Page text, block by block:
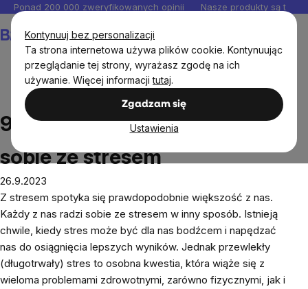
Kontynuuj bez personalizacji
Ta strona internetowa używa plików cookie. Kontynuując
przeglądanie tej strony, wyrażasz zgodę na ich
używanie. Więcej informacjitutaj.
Zgadzam się
Ustawienia
Przejść
do
treści
Ponad 200 000 zweryfikowanych opinii Nasze produkty są
9 wskazówek, jak radzić sobie ze stresem
9 wskazówek, jak radzić
sobie ze stresem
26.9.2023
Z stresem spotyka się prawdopodobnie większość z nas.
Każdy z nas radzi sobie ze stresem w inny sposób. Istnieją
chwile, kiedy stres może być dla nas bodźcem i napędzać
nas do osiągnięcia lepszych wyników. Jednak przewlekły
(długotrwały) stres to osobna kwestia, która wiąże się z
wieloma problemami zdrowotnymi, zarówno fizycznymi, jak i